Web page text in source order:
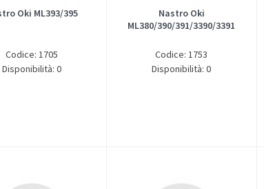
Oki ML393/395
Codice: 1705
Disponibilità: 0
Nastro Oki
ML380/390/391/3390/3391
Codice: 1753
Disponibilità: 0